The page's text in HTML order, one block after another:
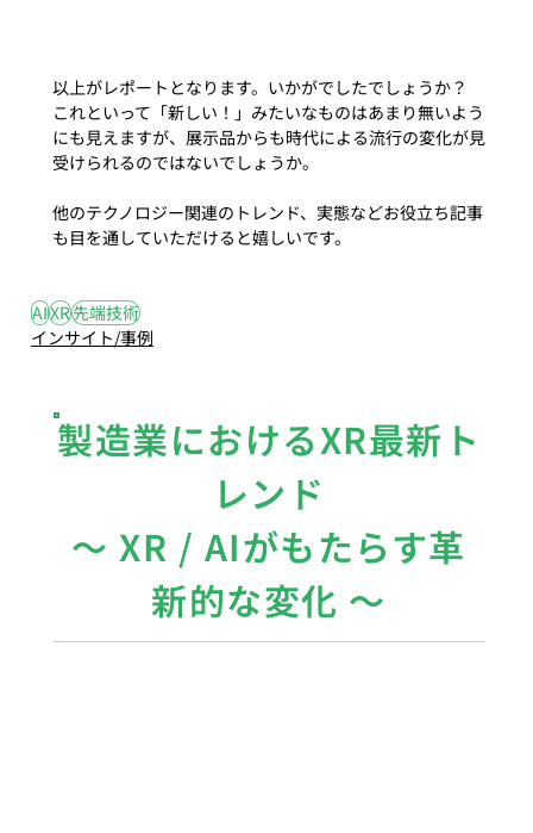
以上がレポートとなります。いかがでしたでしょうか？
これといって「新しい！」みたいなものはあまり無いよう
にも見えますが、展示品からも時代による流行の変化が見
受けられるのではないでしょうか。
他のテクノロジー関連のトレンド、実態などお役立ち記事
も目を通していただけると嬉しいです。
AIXR先端技術
インサイト/事例
製造業におけるXR最新ト
レンド
〜 XR / AIがもたらす革
新的な変化 〜